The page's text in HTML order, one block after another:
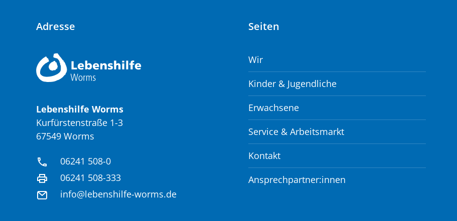
Adresse
Lebenshilfe Worms
Kurfürstenstraße 1-3
67549 Worms
06241 508-0
06241 508-333
info@lebenshilfe-worms.de
Seiten
Wir
Kinder & Jugendliche
Erwachsene
Service & Arbeitsmarkt
Kontakt
Ansprechpartner:innen